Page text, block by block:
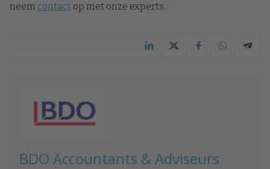
neem contact op met onze experts.
BDO Accountants & Adviseurs